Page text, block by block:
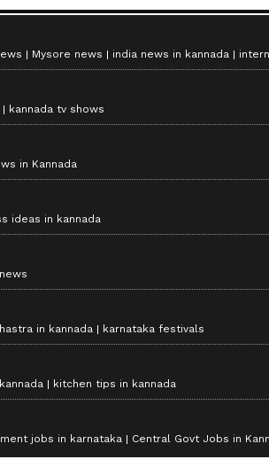
Mysore news india news in kannada
kannada tv shows
in Kannada
ideas in kannada
in kannada karnataka festivals
kitchen tips in kannada
jobs in karnataka Central Govt Jobs in